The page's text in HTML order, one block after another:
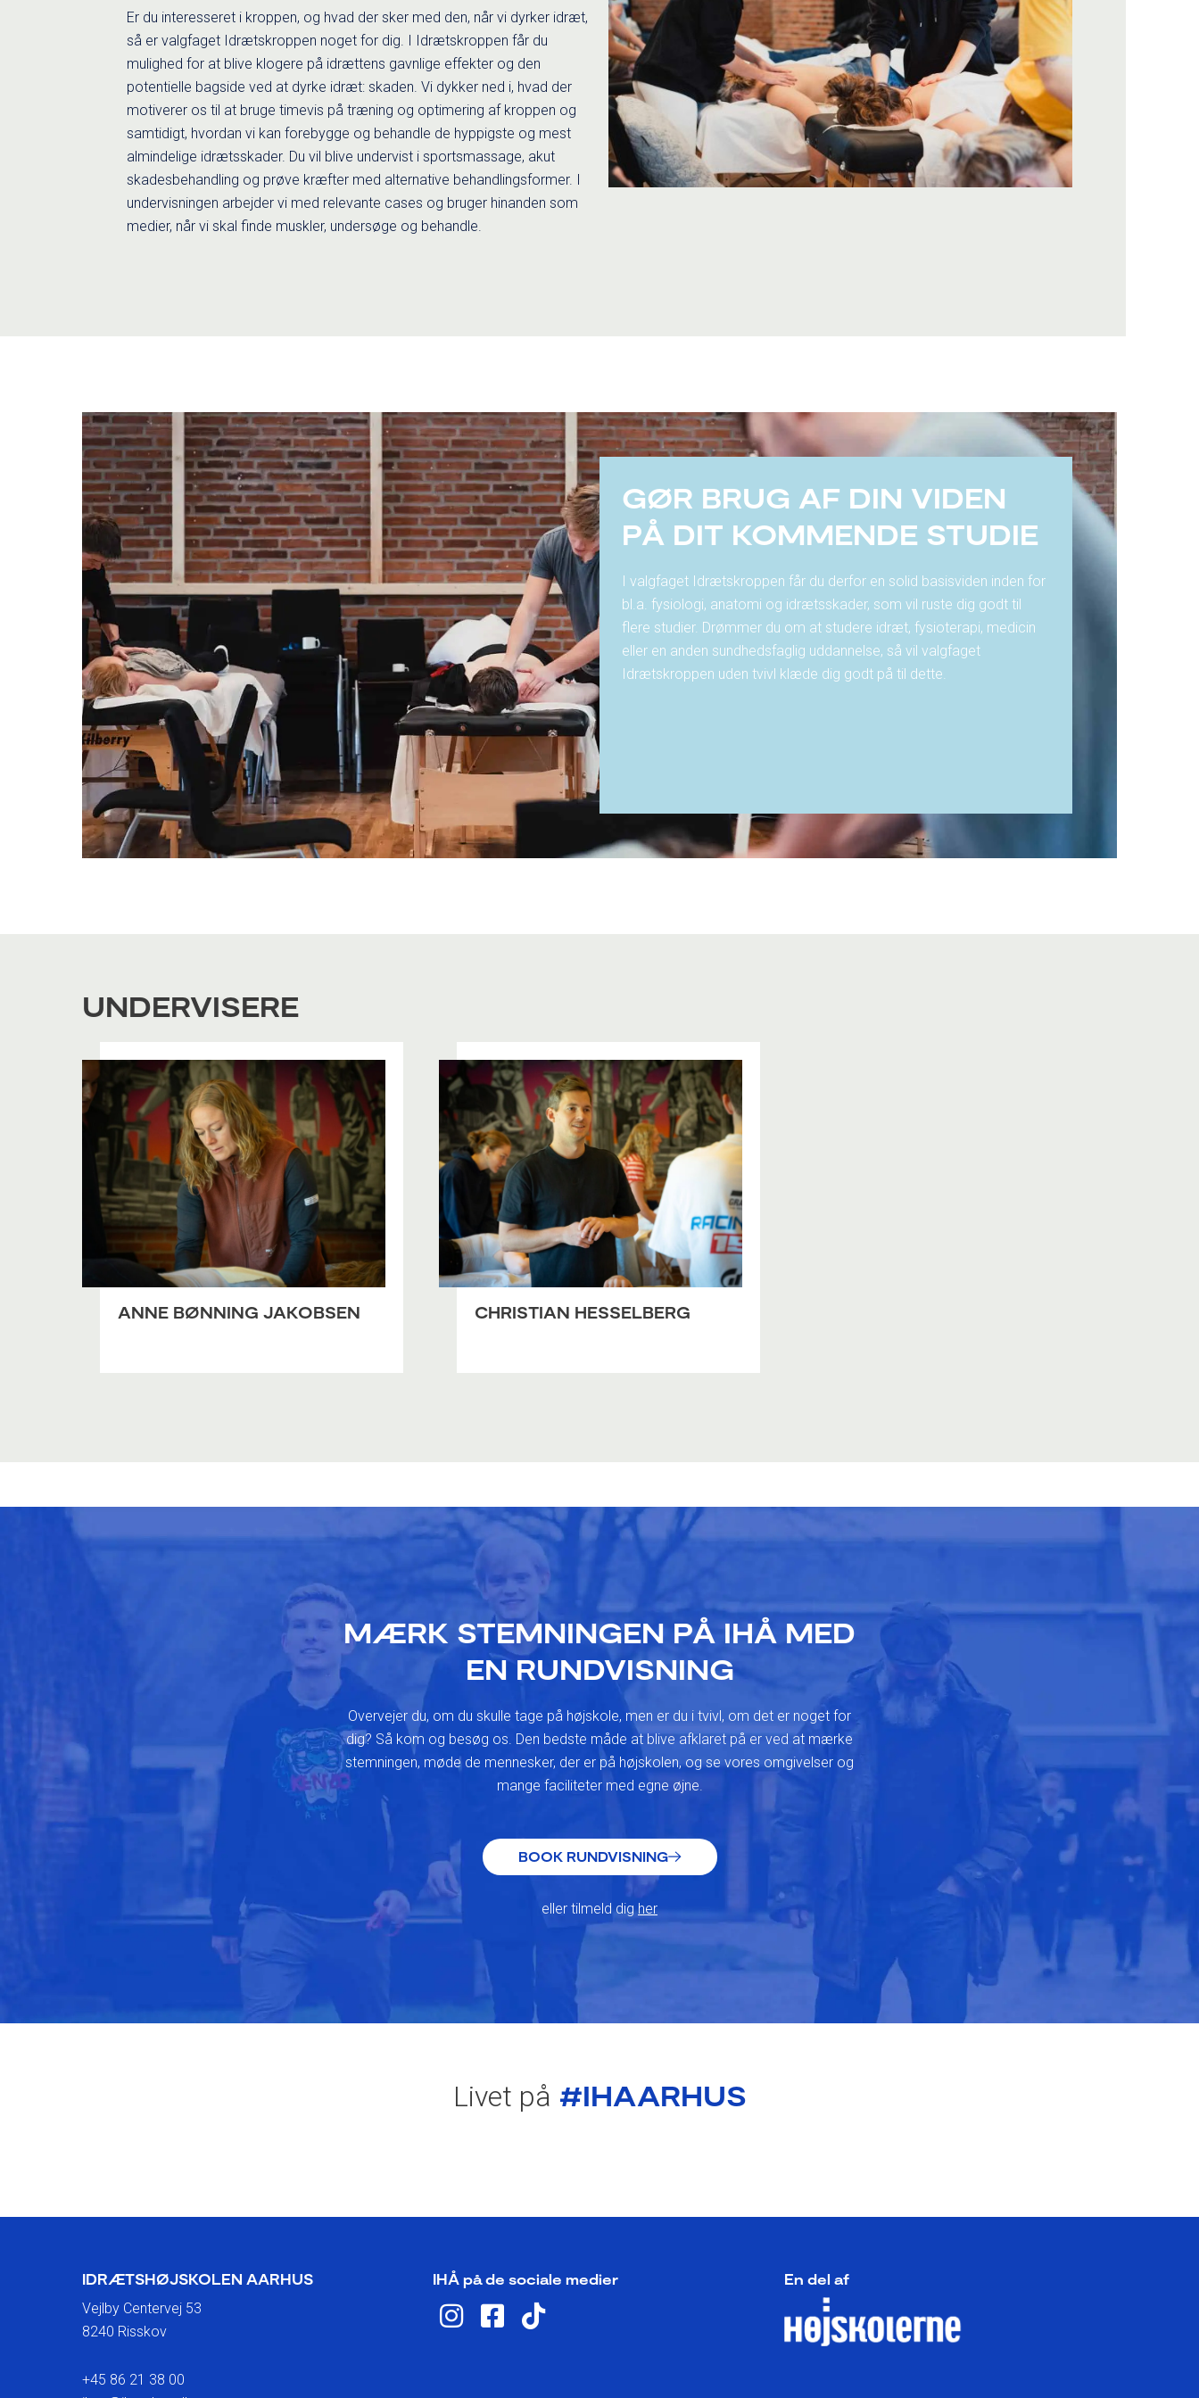
Er du interesseret i kroppen, og hvad der sker med den, når vi dyrker idræt,
så er valgfaget Idrætskroppen noget for dig. I Idrætskroppen får du
mulighed for at blive klogere på idrættens gavnlige effekter og den
potentielle bagside ved at dyrke idræt: skaden. Vi dykker ned i, hvad der
motiverer os til at bruge timevis på træning og optimering af kroppen og
samtidigt, hvordan vi kan forebygge og behandle de hyppigste og mest
almindelige idrætsskader. Du vil blive undervist i sportsmassage, akut
skadesbehandling og prøve kræfter med alternative behandlingsformer. I
undervisningen arbejder vi med relevante cases og bruger hinanden som
medier, når vi skal finde muskler, undersøge og behandle.
GØR BRUG AF DIN VIDEN
PÅ DIT KOMMENDE STUDIE
I valgfaget Idrætskroppen får du derfor en solid basisviden inden for
bl.a. fysiologi, anatomi og idrætsskader, som vil ruste dig godt til
flere studier. Drømmer du om at studere idræt, fysioterapi, medicin
eller en anden sundhedsfaglig uddannelse, så vil valgfaget
Idrætskroppen uden tvivl klæde dig godt på til dette.
UNDERVISERE
ANNE BØNNING JAKOBSEN CHRISTIAN HESSELBERG
MÆRK STEMNINGEN PÅ IHÅ MED
EN RUNDVISNING
Overvejer du, om du skulle tage på højskole, men er du i tvivl, om det er noget for
dig? Så kom og besøg os. Den bedste måde at blive afklaret på er ved at mærke
stemningen, møde de mennesker, der er på højskolen, og se vores omgivelser og
mange faciliteter med egne øjne.
BOOK RUNDVISNING
eller tilmeld dig her
Livet på #IHAARHUS
IDRÆTSHØJSKOLEN AARHUS
Vejlby Centervej 53
8240 Risskov
+45 86 21 38 00
IHÅ på de sociale medier
I
n
F
a
T
i
En del af